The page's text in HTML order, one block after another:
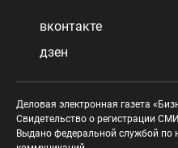
вконтакте
дзен
Деловая электронная газета
Свидетельство о регистрации
Выдано федеральной службой по